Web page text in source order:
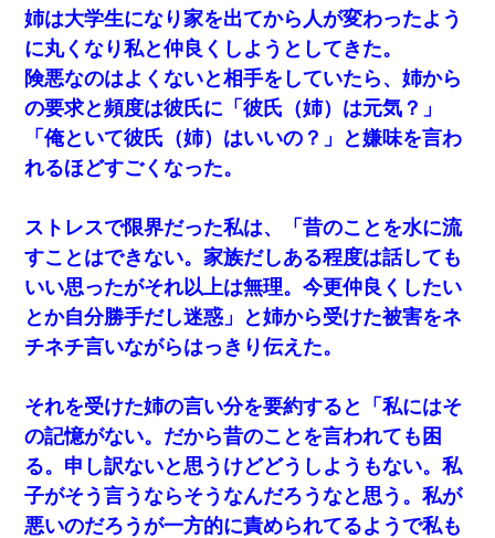
った→
私「まとめ買いして冷凍ストックしてる」Ａ「ずるい！ク
レクレ！」私「なんでよ」Ａ「ケーチ！バーカ！」→ 後
日、Ａ旦那が凸してきた
私は家が貧しくて、手に職をつけようと看護師になった。
だけど卒業を控えた年の1月末、車にひかれて看護師になれ
【報告者がキチ】嫁「妊娠した」俺『それじゃあ皆に祝っ
てもらおう』友人達を家に連れ帰ってホームパーティー→
俺『皆に祝えてもらえて良かったな！』→
元夫の連れ子「俺の結婚式の時くらい、母親としての責任
を果たそうとは思わないのか！」→どうも連れ子は…
全く親しくないママ友Aから突然「飲み会しよう」と誘われ
たがお断りした。後日Aの企みを知ってゾッとするやら腹立
つやら！
17年飼っていた犬が亡くなった。鼻水垂らし嗚咽する私
に、猫が近づいて頭突きをしてきて…
姉は大学生になり家を出てから人が変わったよう
に丸くなり私と仲良くしようとしてきた。
険悪なのはよくないと相手をしていたら、姉から
の要求と頻度は彼氏に「彼氏（姉）は元気？」
「俺といて彼氏（姉）はいいの？」と嫌味を言わ
れるほどすごくなった。
ストレスで限界だった私は、「昔のことを水に流
すことはできない。家族だしある程度は話しても
いい思ったがそれ以上は無理。今更仲良くしたい
とか自分勝手だし迷惑」と姉から受けた被害をネ
チネチ言いながらはっきり伝えた。
それを受けた姉の言い分を要約すると「私にはそ
の記憶がない。だから昔のことを言われても困
る。申し訳ないと思うけどどうしようもない。私
子がそう言うならそうなんだろうなと思う。私が
悪いのだろうが一方的に責められてるようで私も